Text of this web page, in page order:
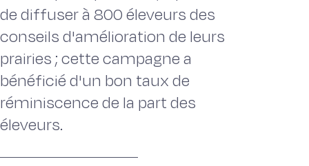
de diffuser à 800 éleveurs des
conseils d'amélioration de leurs
prairies ; cette campagne a
bénéficié d'un bon taux de
réminiscence de la part des
éleveurs.